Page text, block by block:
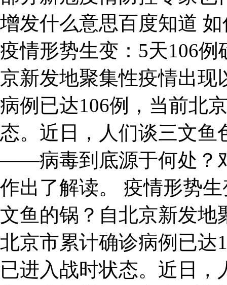
增发什么意思百度知道
疫情形势生变：5天106
京新发地聚集性疫情出现
病例已达106例，当前北
态。近日，人们谈三文
——病毒到底源于何处？
作出了解读。 疫情形势
文鱼的锅？自北京新发地
北京市累计确诊病例已达
已进入战时状态。近日